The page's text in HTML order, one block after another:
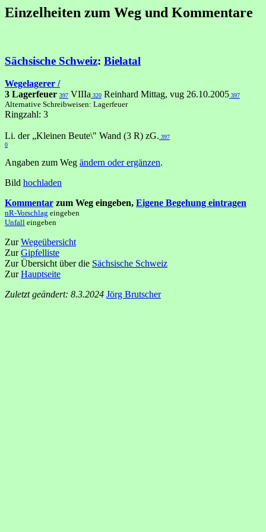
Einzelheiten zum Weg und Kommentare
Sächsische Schweiz: Bielatal
Wegelagerer /
3 Lagerfeuer 397 VIIIa 320 Reinhard Mittag, vug 26.10.2005 397
Alternative Schreibweisen: Lagerfeuer
Ringzahl: 3
Li. der „Kleinen Beute\" Wand (3 R) zG. 397
0
Angaben zum Weg ändern oder ergänzen.
Bild hochladen
Kommentar zum Weg eingeben, Eigene Begehung eintragen
nR-Vorschlag eingeben
Unfall eingeben
ZurWegeübersicht
ZurGipfelliste
Zur Übersicht über die Sächsische Schweiz
ZurHauptseite
Zuletzt geändert: 8.3.2024 Jörg Brutscher